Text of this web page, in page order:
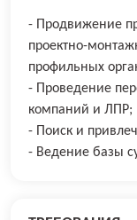
- Продвижение
проектно-
профильных
- Проведение
компаний и ЛПР;
- Поиск и
- Ведение базы